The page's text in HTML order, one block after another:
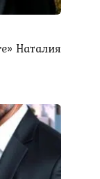
Наталия